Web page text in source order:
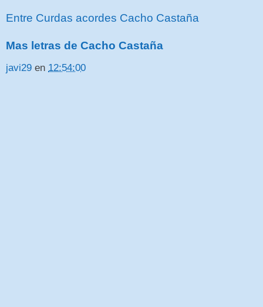
Entre Curdas acordes Cacho Castaña
Mas letras de Cacho Castaña
javi29 en 12:54:00